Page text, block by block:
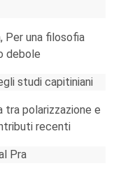
Per una filosofia
debole
studi capitiniani
tra polarizzazione e
recenti
Pra